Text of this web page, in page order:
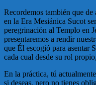
Recordemos también que
en la Era Mesiánica Sucot
peregrinación al Templo en
presentaremos a rendir
que Él escogió para asentar
cada cual desde su rol
En la práctica, tú
si deseas, pero no tienes